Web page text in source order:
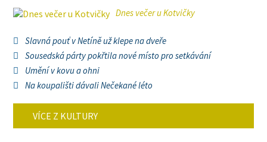
Dnes večer u Kotvičky
Slavná pouť v Netíně už klepe na dveře
Sousedská párty pokřtila nové místo pro setkávání
Umění v kovu a ohni
Na koupališti dávali Nečekané léto
VÍCE Z KULTURY